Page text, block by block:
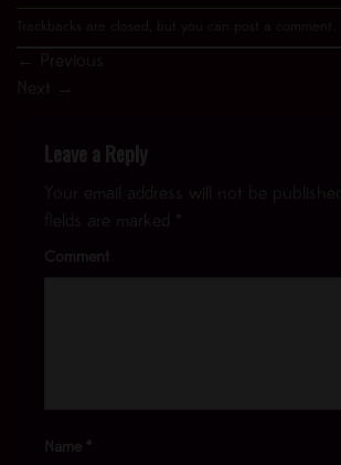
Trackbacks are closed, but you can post a comment
←
Previous
Next
→
Leave a Reply
Your email address will not be published.
fields are marked
*
Comment
Name *